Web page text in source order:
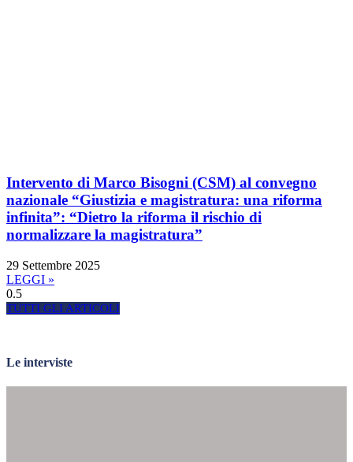
Intervento di Marco Bisogni (CSM) al convegno
nazionale “Giustizia e magistratura: una riforma
infinita”: “Dietro la riforma il rischio di
normalizzare la magistratura”
29 Settembre 2025
LEGGI »
TUTTI GLI ARTICOLI
Le interviste